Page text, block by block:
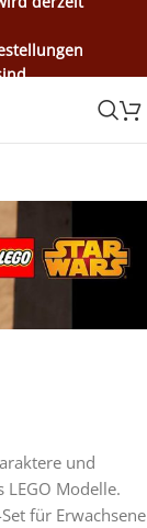
und
LEGO Modelle.
für Erwachsene